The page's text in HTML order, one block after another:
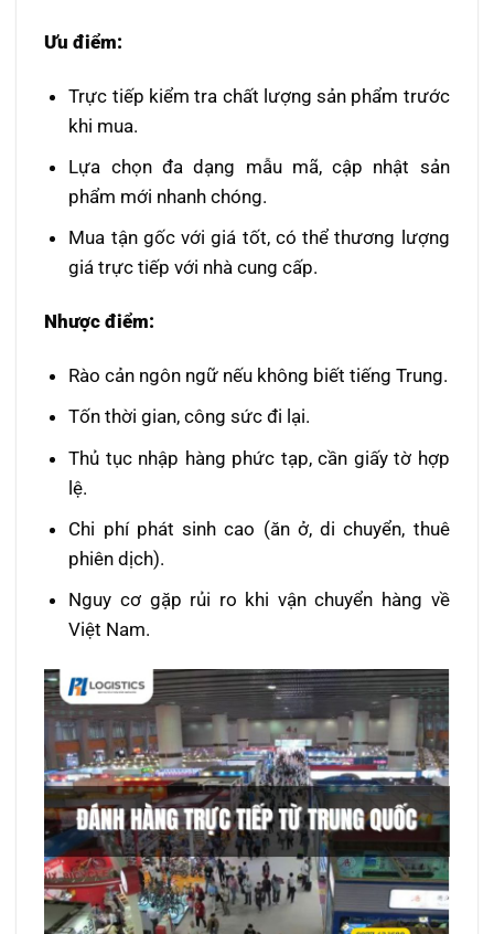
Ưu điểm:
Trực tiếp kiểm tra chất lượng sản phẩm trước
khi mua.
Lựa chọn đa dạng mẫu mã, cập nhật sản
phẩm mới nhanh chóng.
Mua tận gốc với giá tốt, có thể thương lượng
giá trực tiếp với nhà cung cấp.
Nhược điểm:
Rào cản ngôn ngữ nếu không biết tiếng Trung.
Tốn thời gian, công sức đi lại.
Thủ tục nhập hàng phức tạp, cần giấy tờ hợp
lệ.
Chi phí phát sinh cao (ăn ở, di chuyển, thuê
phiên dịch).
Nguy cơ gặp rủi ro khi vận chuyển hàng về
Việt Nam.